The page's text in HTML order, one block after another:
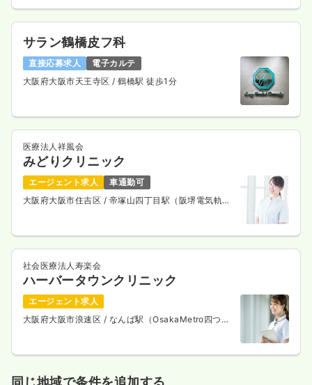
サラン鶴橋皮フ科
直接応募求人
電子カルテ
大阪府大阪市天王寺区/ 鶴橋駅 徒歩1分
医療法人祥風会
みどりクリニック
エージェント求人
車通勤可
大阪府大阪市住吉区 / 帝塚山四丁目駅（阪堺電気軌道
社会医療法人寿楽会
ハーバータウンクリニック
エージェント求人
大阪府大阪市浪速区 / なんば駅（OsakaMetro四つ橋
同じ地域で条件を追加する